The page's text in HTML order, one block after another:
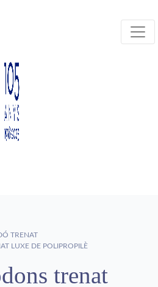
TRENAT
LUXE DE POLIPROPILÈ
trenat